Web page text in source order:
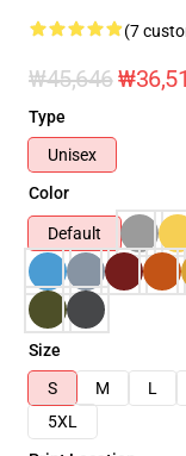
(7
₩45,646
Type
Unisex
Color
Default
Size
S
M L
5XL